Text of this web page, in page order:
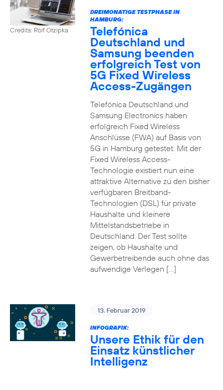
Credits: Rolf Otzipka
DREIMONATIGE TESTPHASE IN
HAMBURG:
Telefónica
Deutschland und
Samsung beenden
erfolgreich Test von
5G Fixed Wireless
Access-Zugängen
Telefónica Deutschland und
Samsung Electronics haben
erfolgreich Fixed Wireless
Anschlüsse (FWA) auf Basis von
5G in Hamburg getestet. Mit der
Fixed Wireless Access-
Technologie existiert nun eine
attraktive Alternative zu den bisher
verfügbaren Breitband-
Technologien (DSL) für private
Haushalte und kleinere
Mittelstandsbetriebe in
Deutschland. Der Test sollte
zeigen, ob Haushalte und
Gewerbetreibende auch ohne das
aufwendige Verlegen […]
13. Februar 2019
INFOGRAFIK:
Unsere Ethik für den
Einsatz künstlicher
Intelligenz